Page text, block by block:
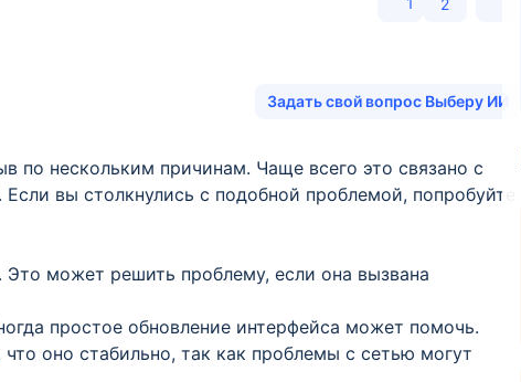
2
Задать свой вопрос Выберу ИИ
по нескольким причинам. Чаще всего это связано с
вы столкнулись с подобной проблемой, попробуйте
Это может решить проблему, если она вызвана
простое обновление интерфейса может помочь.
что оно стабильно, так как проблемы с сетью могут